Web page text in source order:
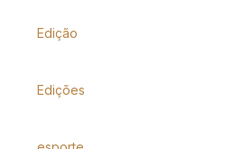
Edição
Edições